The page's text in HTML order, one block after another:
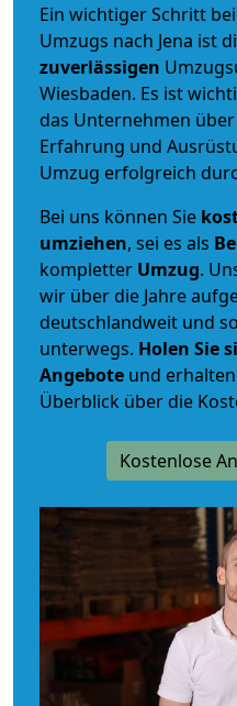
Ein wichtiger Schritt
Umzugs nach Jena ist
zuverlässigen
Wiesbaden. Es ist
das Unternehmen
Erfahrung und
Umzug erfolgreich
Bei uns können Sie
umziehen, sei es als
kompletter Umzug.
wir über die Jahre
deutschlandweit und
unterwegs. Holen Sie
Angebote und
Überblick über die
Kostenlose